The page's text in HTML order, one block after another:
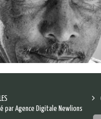
par Agence Digitale Newlions